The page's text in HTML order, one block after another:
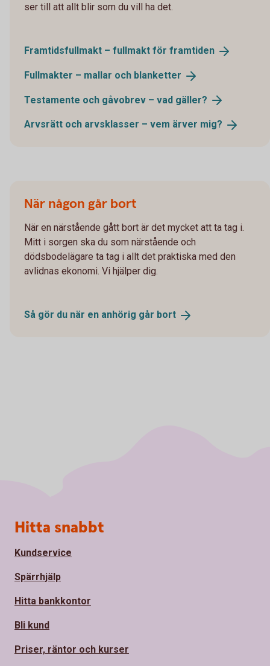
ser till att allt blir som du vill ha det.
Framtidsfullmakt – fullmakt för framtiden
Fullmakter – mallar och blanketter
Testamente och gåvobrev – vad gäller?
Arvsrätt och arvsklasser – vem ärver mig?
När någon går bort
När en närstående gått bort är det mycket att ta tag i.
Mitt i sorgen ska du som närstående och
dödsbodelägare ta tag i allt det praktiska med den
avlidnas ekonomi. Vi hjälper dig.
Så gör du när en anhörig går bort
Sidfot
Hitta snabbt
Kundservice
Spärrhjälp
Hitta bankkontor
Bli kund
Priser, räntor och kurser